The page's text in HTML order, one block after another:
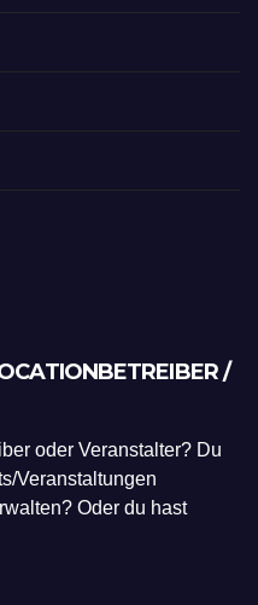
/
oder Veranstalter? Du
Veranstaltungen
Oder du hast